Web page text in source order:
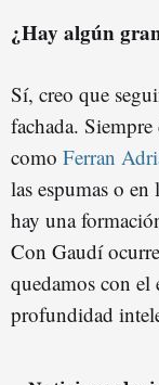
¿Hay algún
Sí, creo que
fachada.
como Ferran
las espumas o en
hay una
Con Gaudí
quedamos con el
profundidad